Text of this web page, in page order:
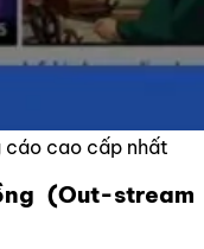
cáo cao cấp nhất
(Out-stream